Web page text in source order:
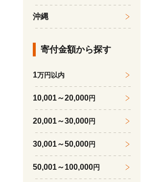
沖縄
寄付金額から探す
1万円以内
10,001～20,000円
20,001～30,000円
30,001～50,000円
50,001～100,000円